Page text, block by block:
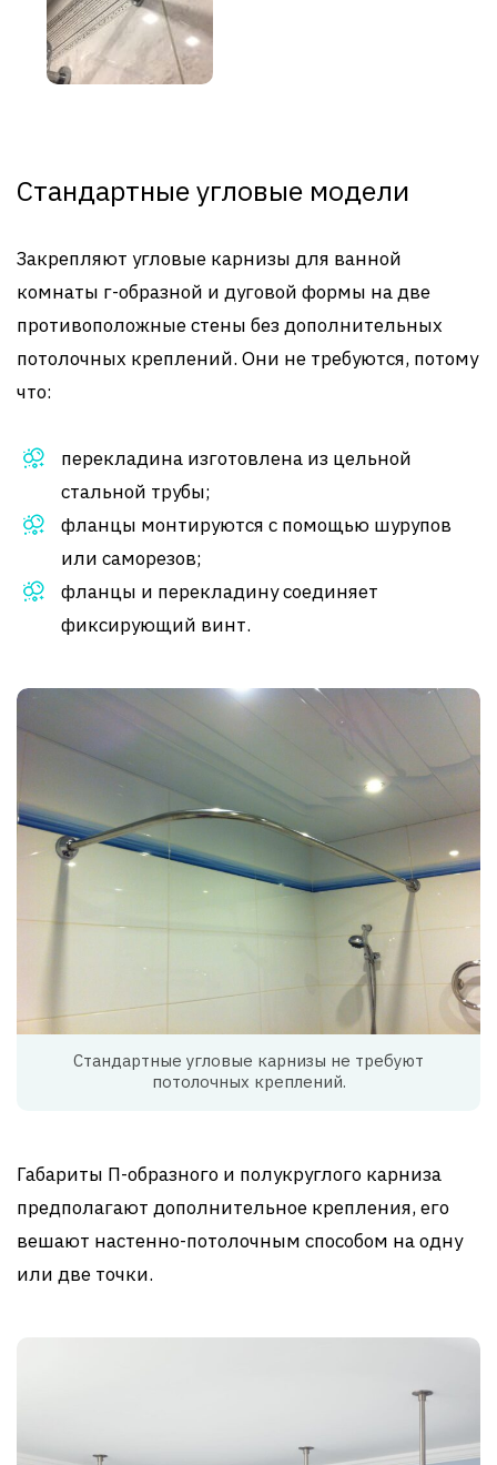
Стандартные угловые модели
Закрепляют угловые карнизы для ванной
комнаты г-образной и дуговой формы на две
противоположные стены без дополнительных
потолочных креплений. Они не требуются, потому
что:
перекладина изготовлена из цельной
стальной трубы;
фланцы монтируются с помощью шурупов
или саморезов;
фланцы и перекладину соединяет
фиксирующий винт.
Стандартные угловые карнизы не требуют
потолочных креплений.
Габариты П-образного и полукруглого карниза
предполагают дополнительное крепления, его
вешают настенно-потолочным способом на одну
или две точки.